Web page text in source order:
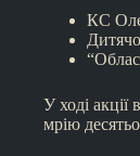
КС
У ході акції
мрію